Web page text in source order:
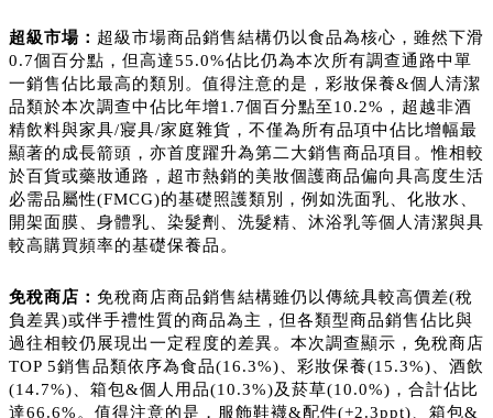
超級市場： 超級市場商品銷售結構仍以食品為核心，雖然下滑
0.7個百分點，但高達55.0%佔比仍為本次所有調查通路中單
一銷售佔比最高的類別。值得注意的是，彩妝保養&個人清潔
品類於本次調查中佔比年增1.7個百分點至10.2%，超越非酒
精飲料與家具/寢具/家庭雜貨，不僅為所有品項中佔比增幅最
顯著的成長箭頭，亦首度躍升為第二大銷售商品項目。惟相較
於百貨或藥妝通路，超市熱銷的美妝個護商品偏向具高度生活
必需品屬性(FMCG)的基礎照護類別，例如洗面乳、化妝水、
開架面膜、身體乳、染髮劑、洗髮精、沐浴乳等個人清潔與具
較高購買頻率的基礎保養品。
免稅商店： 免稅商店商品銷售結構雖仍以傳統具較高價差(稅
負差異)或伴手禮性質的商品為主，但各類型商品銷售佔比與
過往相較仍展現出一定程度的差異。本次調查顯示，免稅商店
TOP 5銷售品類依序為食品(16.3%)、彩妝保養(15.3%)、酒飲
(14.7%)、箱包&個人用品(10.3%)及菸草(10.0%)，合計佔比
達66.6%。值得注意的是，服飾鞋襪&配件(+2.3ppt)、箱包&